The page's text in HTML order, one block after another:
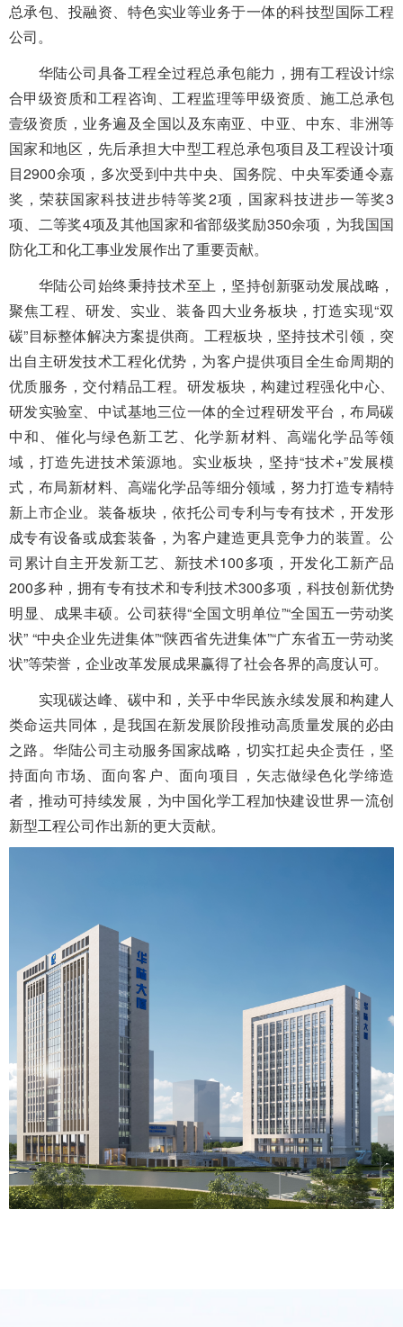
总承包、投融资、特色实业等业务于一体的科技型国际工程
公司。
华陆公司具备工程全过程总承包能力，拥有工程设计综
合甲级资质和工程咨询、工程监理等甲级资质、施工总承包
壹级资质，业务遍及全国以及东南亚、中亚、中东、非洲等
国家和地区，先后承担大中型工程总承包项目及工程设计项
目2900余项，多次受到中共中央、国务院、中央军委通令嘉
奖，荣获国家科技进步特等奖2项，国家科技进步一等奖3
项、二等奖4项及其他国家和省部级奖励350余项，为我国国
防化工和化工事业发展作出了重要贡献。
华陆公司始终秉持技术至上，坚持创新驱动发展战略，
聚焦工程、研发、实业、装备四大业务板块，打造实现“双
碳”目标整体解决方案提供商。工程板块，坚持技术引领，突
出自主研发技术工程化优势，为客户提供项目全生命周期的
优质服务，交付精品工程。研发板块，构建过程强化中心、
研发实验室、中试基地三位一体的全过程研发平台，布局碳
中和、催化与绿色新工艺、化学新材料、高端化学品等领
域，打造先进技术策源地。实业板块，坚持“技术+”发展模
式，布局新材料、高端化学品等细分领域，努力打造专精特
新上市企业。装备板块，依托公司专利与专有技术，开发形
成专有设备或成套装备，为客户建造更具竞争力的装置。公
司累计自主开发新工艺、新技术100多项，开发化工新产品
200多种，拥有专有技术和专利技术300多项，科技创新优势
明显、成果丰硕。公司获得“全国文明单位”“全国五一劳动奖
状” “中央企业先进集体”“陕西省先进集体”“广东省五一劳动奖
状”等荣誉，企业改革发展成果赢得了社会各界的高度认可。
实现碳达峰、碳中和，关乎中华民族永续发展和构建人
类命运共同体，是我国在新发展阶段推动高质量发展的必由
之路。华陆公司主动服务国家战略，切实扛起央企责任，坚
持面向市场、面向客户、面向项目，矢志做绿色化学缔造
者，推动可持续发展，为中国化学工程加快建设世界一流创
新型工程公司作出新的更大贡献。